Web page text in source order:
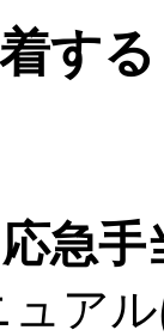
す
急
ュア